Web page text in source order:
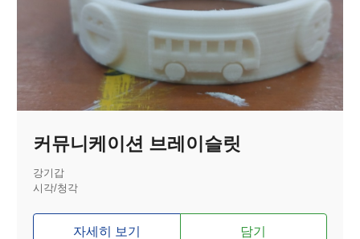
커뮤니케이션 브레이슬릿
강기갑
시각/청각
자세히 보기 담기